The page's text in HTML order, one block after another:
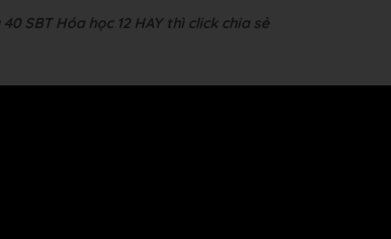
SBT Hóa học 12 HAY thì click chia sẻ